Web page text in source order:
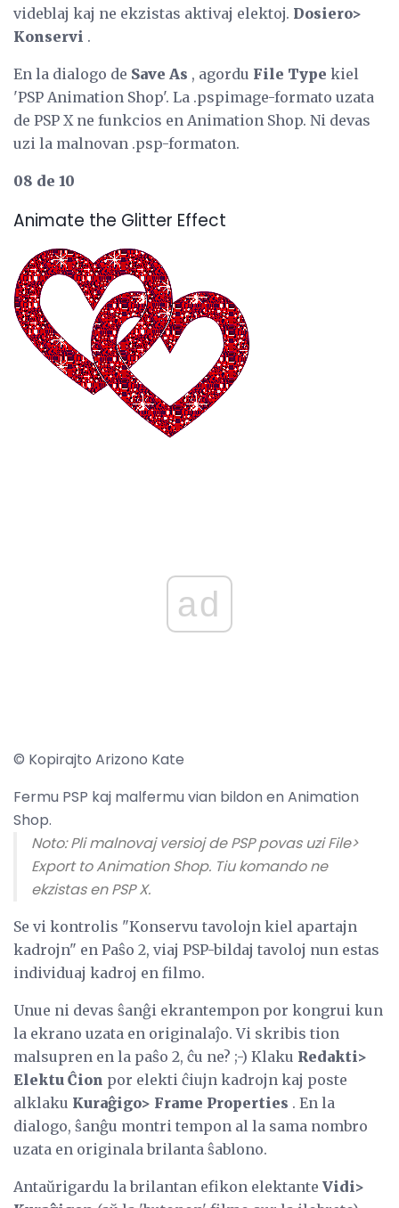
videblaj kaj ne ekzistas aktivaj elektoj. Dosiero>
Konservi .
En la dialogo de Save As , agordu File Type kiel
'PSP Animation Shop'. La .pspimage-formato uzata
de PSP X ne funkcios en Animation Shop. Ni devas
uzi la malnovan .psp-formaton.
08 de 10
Animate the Glitter Effect
ad
© Kopirajto Arizono Kate
Fermu PSP kaj malfermu vian bildon en Animation
Shop.
Noto: Pli malnovaj versioj de PSP povas uzi File>
Export to Animation Shop. Tiu komando ne
ekzistas en PSP X.
Se vi kontrolis "Konservu tavolojn kiel apartajn
kadrojn" en Paŝo 2, viaj PSP-bildaj tavoloj nun estas
individuaj kadroj en filmo.
Unue ni devas ŝanĝi ekrantempon por kongrui kun
la ekrano uzata en originalaĵo. Vi skribis tion
malsupren en la paŝo 2, ĉu ne? ;-) Klaku Redakti>
Elektu Ĉion por elekti ĉiujn kadrojn kaj poste
alklaku Kuraĝigo> Frame Properties . En la
dialogo, ŝanĝu montri tempon al la sama nombro
uzata en originala brilanta ŝablono.
Antaŭrigardu la brilantan efikon elektante Vidi>